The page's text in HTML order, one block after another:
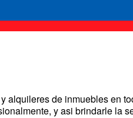
de inmuebles en
y asi brindarle la